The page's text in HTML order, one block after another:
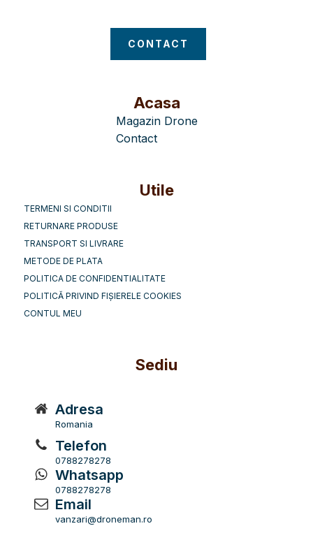
CONTACT
Acasa
Magazin Drone
Contact
Utile
TERMENI SI CONDITII
RETURNARE PRODUSE
TRANSPORT SI LIVRARE
METODE DE PLATA
POLITICA DE CONFIDENTIALITATE
POLITICĂ PRIVIND FIȘIERELE COOKIES
CONTUL MEU
Sediu
Adresa
Romania
Telefon
0788278278
Whatsapp
0788278278
Email
vanzari@droneman.ro